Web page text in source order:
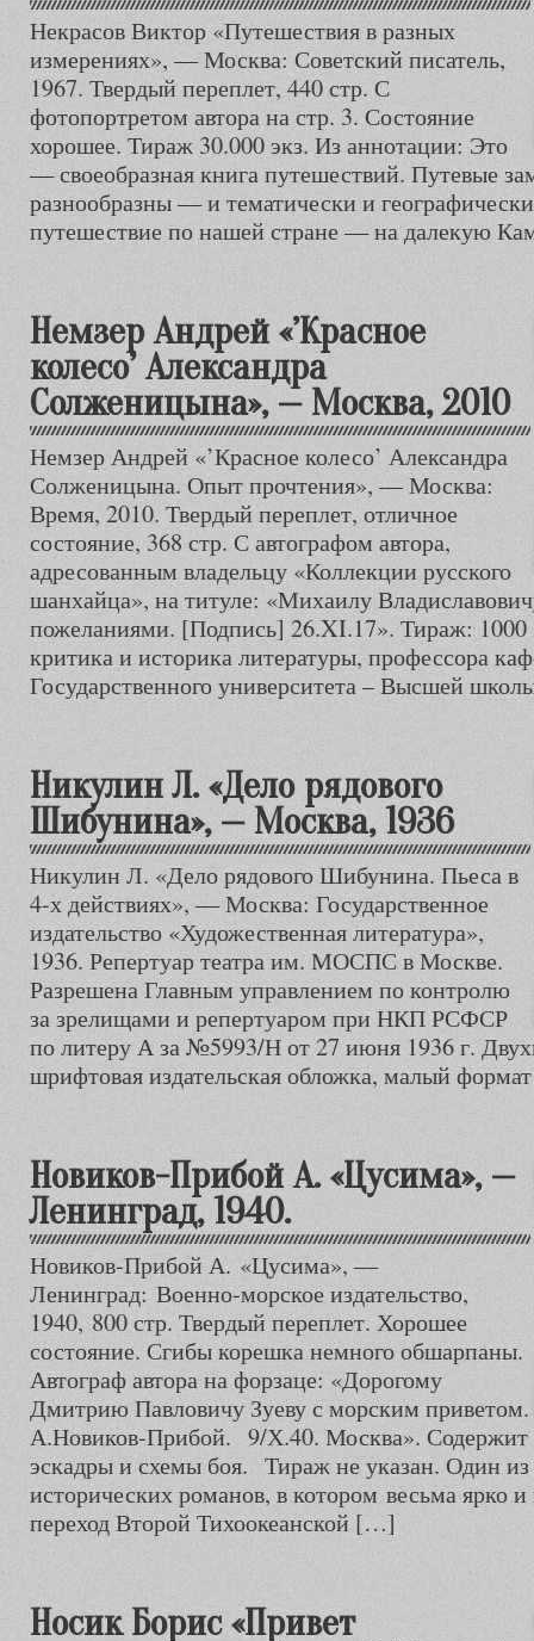
Некрасов Виктор «Путешествия в разных
измерениях», — Москва: Советский писатель,
1967. Твердый переплет, 440 стр. С
фотопортретом автора на стр. 3. Состояние
хорошее. Тираж 30.000 экз. Из аннотации: Это
— своеобразная книга путешествий. Путевые
разнообразны — и тематически и
путешествие по нашей стране — на далекую
Немзер Андрей «’Красное
колесо’ Александра
Солженицына», — Москва, 2010
Немзер Андрей «’Красное колесо’ Александра
Солженицына. Опыт прочтения», — Москва:
Время, 2010. Твердый переплет, отличное
состояние, 368 стр. С автографом автора,
адресованным владельцу «Коллекции русского
шанхайца», на титуле: «Михаилу
пожеланиями. [Подпись] 26.XI.17». Тираж: 1000
критика и историка литературы, профессора
Государственного университета – Высшей
Никулин Л. «Дело рядового
Шибунина», — Москва, 1936
Никулин Л. «Дело рядового Шибунина. Пьеса в
4-х действиях», — Москва: Государственное
издательство «Художественная литература»,
1936. Репертуар театра им. МОСПС в Москве.
Разрешена Главным управлением по контролю
за зрелищами и репертуаром при НКП РСФСР
по литеру А за №5993/Н от 27 июня 1936 г.
шрифтовая издательская обложка, малый
Новиков-Прибой А. «Цусима», —
Ленинград, 1940.
Новиков-Прибой А. «Цусима», —
Ленинград: Военно-морское издательство,
1940, 800 стр. Твердый переплет. Хорошее
состояние. Сгибы корешка немного обшарпаны.
Автограф автора на форзаце: «Дорогому
Дмитрию Павловичу Зуеву с морским приветом.
А.Новиков-Прибой. 9/Х.40. Москва». Содержит
эскадры и схемы боя. Тираж не указан. Один
исторических романов, в котором весьма ярко
переход Второй Тихоокеанской […]
Носик Борис «Привет